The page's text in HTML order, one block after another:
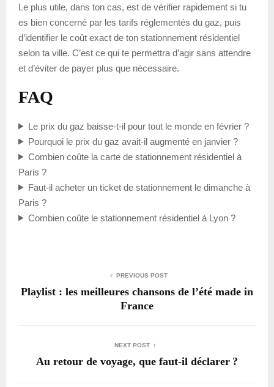
Le plus utile, dans ton cas, est de vérifier rapidement si tu
es bien concerné par les tarifs réglementés du gaz, puis
d’identifier le coût exact de ton stationnement résidentiel
selon ta ville. C’est ce qui te permettra d’agir sans attendre
et d’éviter de payer plus que nécessaire.
FAQ
Le prix du gaz baisse-t-il pour tout le monde en février ?
Pourquoi le prix du gaz avait-il augmenté en janvier ?
Combien coûte la carte de stationnement résidentiel à
Paris ?
Faut-il acheter un ticket de stationnement le dimanche à
Paris ?
Combien coûte le stationnement résidentiel à Lyon ?
PREVIOUS POST
Playlist : les meilleures chansons de l’été made in
France
NEXT POST
Au retour de voyage, que faut-il déclarer ?